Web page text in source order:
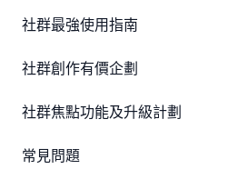
社群最強使用指南
社群創作有價企劃
社群焦點功能及升級計劃
常見問題